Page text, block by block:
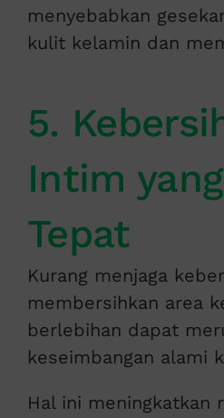
menyebabkan
kulit kelamin dan
5.
Intim
Tepat
Kurang menjaga
membersihkan area
berlebihan dapat
keseimbangan alami
Hal ini meningkatkan